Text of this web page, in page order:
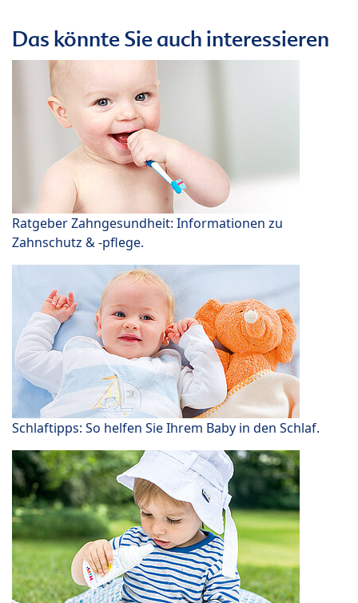
Das könnte Sie auch interessieren
Ratgeber Zahngesundheit: Informationen zu
Zahnschutz & -pflege.
Schlaftipps: So helfen Sie Ihrem Baby in den Schlaf.